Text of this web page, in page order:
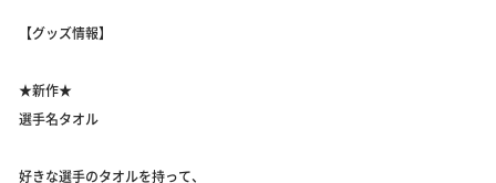
【グッズ情報】
★新作★
選手名タオル
好きな選手のタオルを持って、